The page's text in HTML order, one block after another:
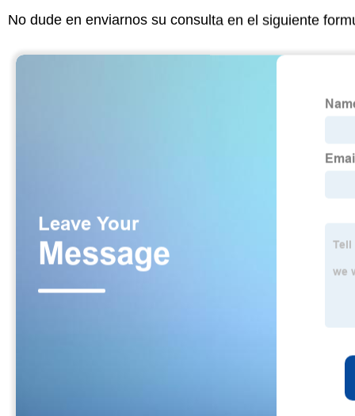
No dude en enviarnos su consulta en el siguiente